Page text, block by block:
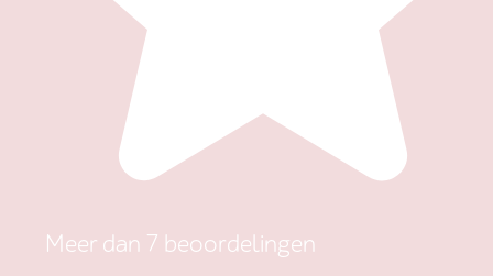
Meer dan 7 beoordelingen